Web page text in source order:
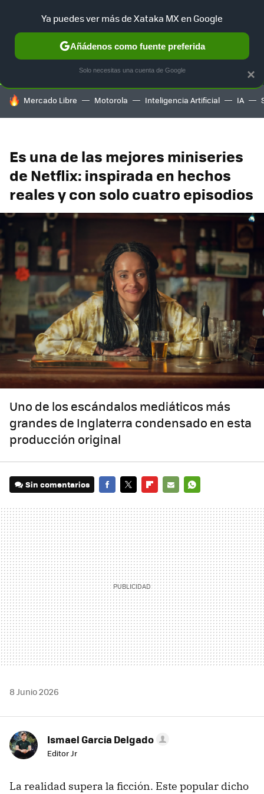
SELECCIÓN GAMING HOME AUTO TERRITORIO
HOY SE HABLA DE
Mercado Libre Motorola Inteligencia Artificial IA
Es una de las mejores miniseries
de Netflix: inspirada en hechos
reales y con solo cuatro episodios
Uno de los escándalos mediáticos más
grandes de Inglaterra condensado en esta
producción original
Sin comentarios
MAIL
8 Junio 2026
Ismael Garcia Delgado
Editor Jr
La realidad supera la ficción. Este popular dicho
×
Ya puedes ver más de Xataka MX en Google
Añádenos como fuente preferida
Solo necesitas una cuenta de Google